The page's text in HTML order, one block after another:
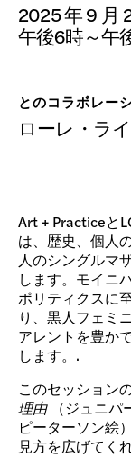
2025 年 9 月
午後6時～午
とのコラボレー
ローレ・ラ
Art + Practiceと
は、歴史、個人
人のシングルマ
します。モイニ
ポリティクスに
り、黒人フェミ
アレントを豊か
します。.
このセッション
理由（ジュニパ
ピーターソン絵
見方を広げてく